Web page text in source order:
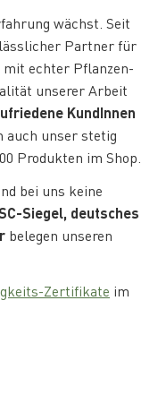
wächst. Seit
Partner für
mit echter Pflanzen-
unserer Arbeit
KundInnen
auch unser stetig
Produkten im Shop.
bei uns keine
Siegel, deutsches
belegen unseren
Zertifikate im